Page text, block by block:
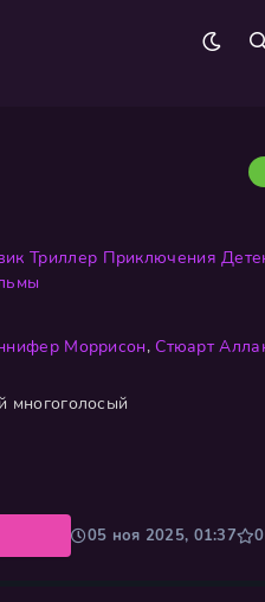
Триллер Приключения
Моррисон, Стюарт
многоголосый
05 ноя 2025, 01:37